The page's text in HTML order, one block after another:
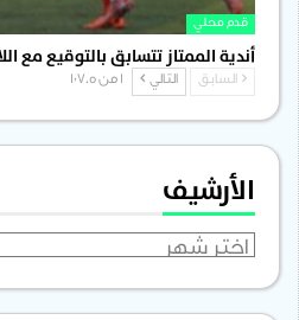
قدم محلي
أندية الممتاز تتسابق بالتوقيع مع
السابق التالي
الأرشيف
الأرشيف